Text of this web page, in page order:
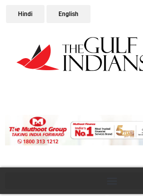
Hindi English